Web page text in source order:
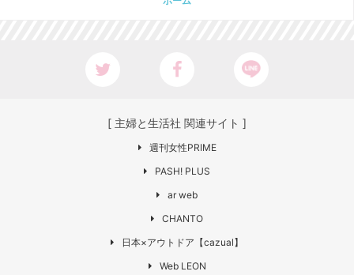
[ 主婦と生活社 関連サイト ]
週刊女性PRIME
PASH! PLUS
ar web
CHANTO
日本×アウトドア【cazual】
Web LEON